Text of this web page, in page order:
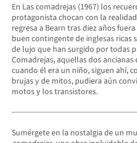
En Las comadrejas (1967) los
protagonista chocan con la
regresa a Bearn tras diez años
buen contingente de inglesas ricas
de lujo que han surgido por todas
Comadrejas, aquellas dos
cuando él era un niño, siguen ahí,
brujas y de mitos, pudiera aún
motos y los transistores.
Sumérgete en la nostalgia de un